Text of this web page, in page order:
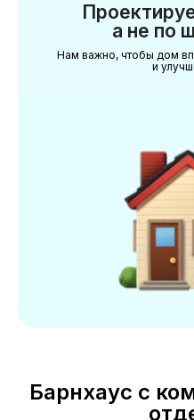
а не по
Нам важно, чтобы дом
и
Барнхаус с